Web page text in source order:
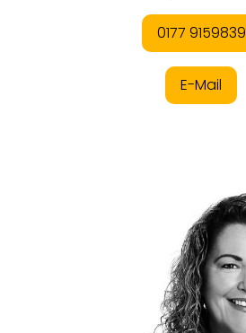
0177 9159839
E-Mail